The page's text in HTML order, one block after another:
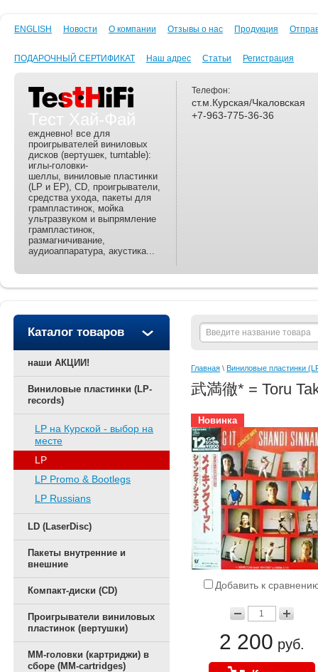
ENGLISH Новости О компании Отзывы о нас Продукция
ПОДАРОЧНЫЙ СЕРТИФИКАТ Наш адрес Статьи Регистрация
Тест Хай-Фай
еждневно! все для
проигрывателей виниловых
дисков (вертушек, turntable):
иглы-головки-
шеллы, виниловые пластинки
(LP и EP), CD, проигрыватели,
средства ухода, пакеты для
грампластинок, мойка
ультразвуком и выпрямление
грампластинок,
размагничивание,
аудиоаппаратура, акустика...
Телефон:
ст.м.Курская/Чкаловская
+7-963-775-36-36
Каталог товаров
наши АКЦИИ!
Виниловые пластинки (LP-
records)
LP на Курской - выбор на
месте
LP
LP Promo & Bootlegs
LP Russians
LD (LaserDisc)
Пакеты внутренние и
внешние
Компакт-диски (CD)
Проигрыватели виниловых
пластинок (вертушки)
ММ-головки (картриджи) в
сборе (MM-cartridges)
Главная \ Виниловые пластинки
武満徹* = Toru
Новинка
Добавить к
2 200 руб.